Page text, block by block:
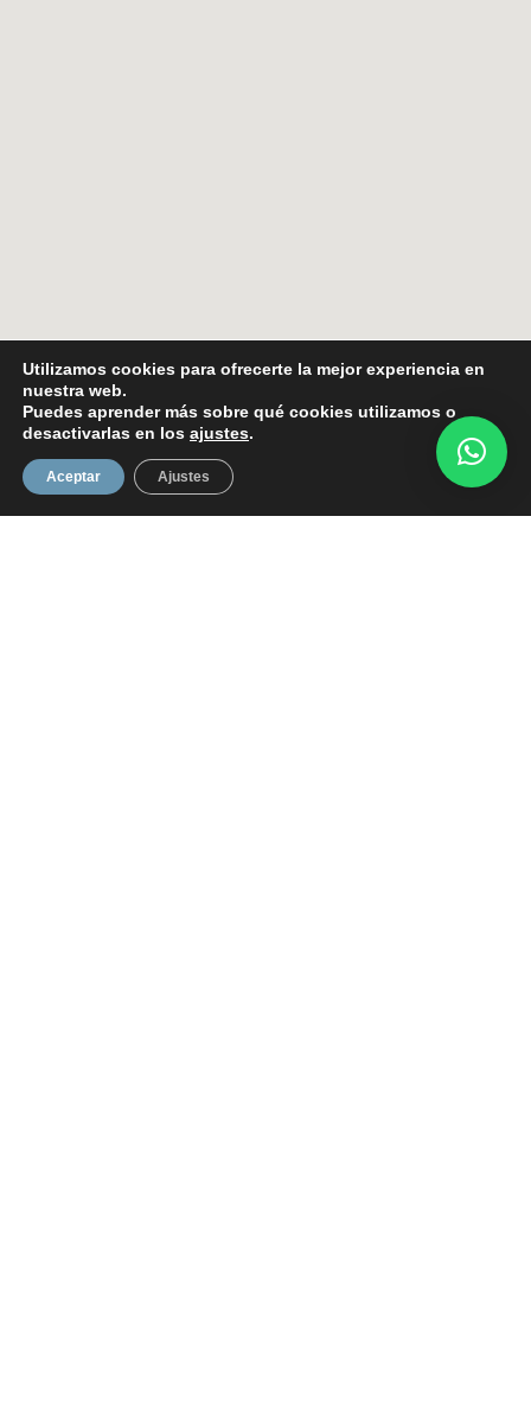
Utilizamos cookies para ofrecerte la mejor experiencia en
nuestra web.
Puedes aprender más sobre qué cookies utilizamos o
desactivarlas en los ajustes.
Aceptar Ajustes